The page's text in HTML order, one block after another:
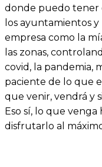
donde puedo tener
los ayuntamientos
empresa como la
las zonas,
covid, la pandemia,
paciente de lo que
que venir, vendrá y
Eso sí, lo que
disfrutarlo al